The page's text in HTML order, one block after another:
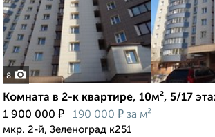
8
Комната в 2-к квартире, 10м², 5/17
1 900 000 ₽ 190 000 ₽ за м²
мкр. 2-й, Зеленоград к251